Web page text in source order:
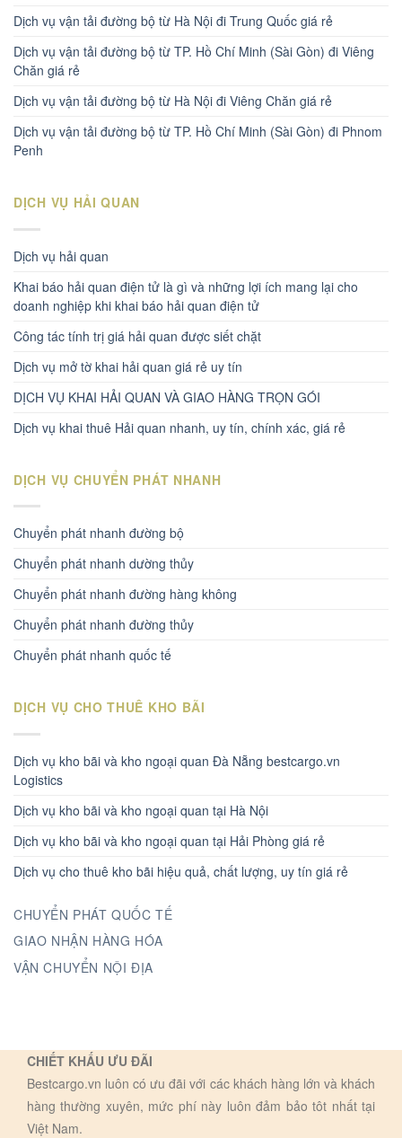
Dịch vụ vận tải đường bộ từ Hà Nội đi Trung Quốc giá rẻ
Dịch vụ vận tải đường bộ từ TP. Hồ Chí Minh (Sài Gòn) đi Viêng
Chăn giá rẻ
Dịch vụ vận tải đường bộ từ Hà Nội đi Viêng Chăn giá rẻ
Dịch vụ vận tải đường bộ từ TP. Hồ Chí Minh (Sài Gòn) đi Phnom
Penh
DỊCH VỤ HẢI QUAN
Dịch vụ hải quan
Khai báo hải quan điện tử là gì và những lợi ích mang lại cho
doanh nghiệp khi khai báo hải quan điện tử
Công tác tính trị giá hải quan được siết chặt
Dịch vụ mở tờ khai hải quan giá rẻ uy tín
DỊCH VỤ KHAI HẢI QUAN VÀ GIAO HÀNG TRỌN GÓI
Dịch vụ khai thuê Hải quan nhanh, uy tín, chính xác, giá rẻ
DỊCH VỤ CHUYỂN PHÁT NHANH
Chuyển phát nhanh đường bộ
Chuyển phát nhanh dường thủy
Chuyển phát nhanh đường hàng không
Chuyển phát nhanh đường thủy
Chuyển phát nhanh quốc tế
DỊCH VỤ CHO THUÊ KHO BÃI
Dịch vụ kho bãi và kho ngoại quan Đà Nẵng bestcargo.vn
Logistics
Dịch vụ kho bãi và kho ngoại quan tại Hà Nội
Dịch vụ kho bãi và kho ngoại quan tại Hải Phòng giá rẻ
Dịch vụ cho thuê kho bãi hiệu quả, chất lượng, uy tín giá rẻ
CHUYỂN PHÁT QUỐC TẾ
GIAO NHẬN HÀNG HÓA
VẬN CHUYỂN NỘI ĐỊA
CHIẾT KHẤU ƯU ĐÃI
Bestcargo.vn luôn có ưu đãi với các khách hàng lớn và khách
hàng thường xuyên, mức phí này luôn đảm bảo tôt nhất tại
Việt Nam.